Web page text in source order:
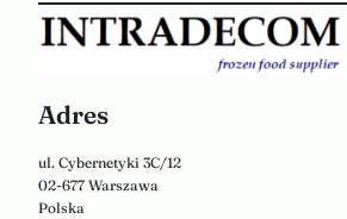
Adres
ul. Cybernetyki 3C/12
02-677 Warszawa
Polska